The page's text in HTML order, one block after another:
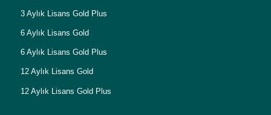
3 Aylık Lisans Gold Plus
6 Aylık Lisans Gold
6 Aylık Lisans Gold Plus
12 Aylık Lisans Gold
12 Aylık Lisans Gold Plus